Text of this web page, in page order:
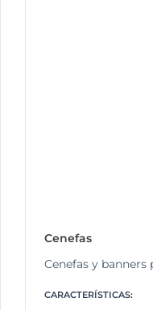
Cenefas
Cenefas y
CARACTERÍSTICAS: